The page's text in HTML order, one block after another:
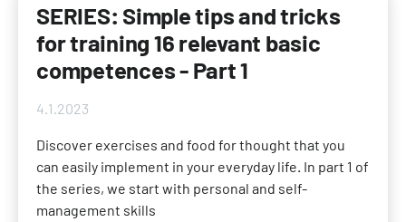
SERIES: Simple tips and tricks
for training 16 relevant basic
competences - Part 1
4.1.2023
Discover exercises and food for thought that you
can easily implement in your everyday life. In part 1 of
the series, we start with personal and self-
management skills